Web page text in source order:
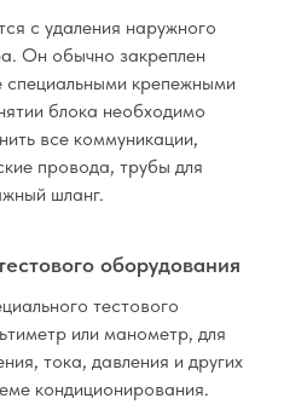
с удаления наружного
Он обычно закреплен
специальными крепежными
блока необходимо
все коммуникации,
провода, трубы для
шланг.
оборудования
тестового
или манометр, для
тока, давления и других
кондиционирования.